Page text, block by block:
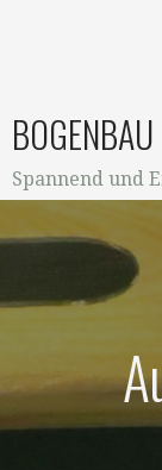
Spannend und